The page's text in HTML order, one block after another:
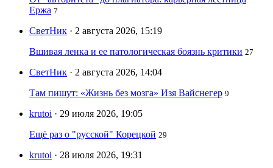
Ержа 7
СветНик · 2 августа 2026, 15:19
Вшивая ленка и ее патологическая боязнь критики 27
СветНик · 2 августа 2026, 14:04
Там пишут: «Жизнь без мозга» Изя Вайснегер 9
krutoi · 29 июля 2026, 19:05
Ещё раз о "русской" Корецкой 29
krutoi · 28 июля 2026, 19:31